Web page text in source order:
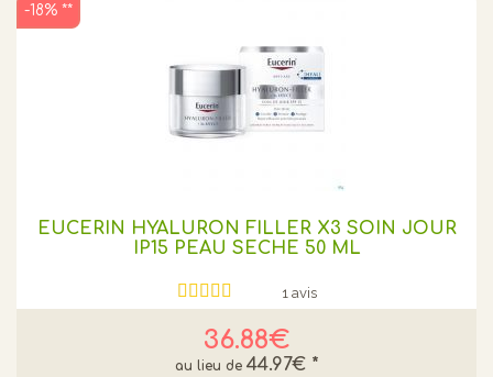
EUCERIN HYALURON FILLER X3 SOIN JOUR
IP15 PEAU SECHE 50 ML
1 avis
36.88€
44.97€ *
-18% **